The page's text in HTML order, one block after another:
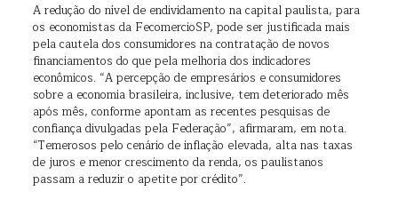
A redução do nível de endividamento na capital paulista, para
os economistas da FecomercioSP, pode ser justificada mais
pela cautela dos consumidores na contratação de novos
financiamentos do que pela melhoria dos indicadores
econômicos. “A percepção de empresários e consumidores
sobre a economia brasileira, inclusive, tem deteriorado mês
após mês, conforme apontam as recentes pesquisas de
confiança divulgadas pela Federação”, afirmaram, em nota.
“Temerosos pelo cenário de inflação elevada, alta nas taxas
de juros e menor crescimento da renda, os paulistanos
passam a reduzir o apetite por crédito”.